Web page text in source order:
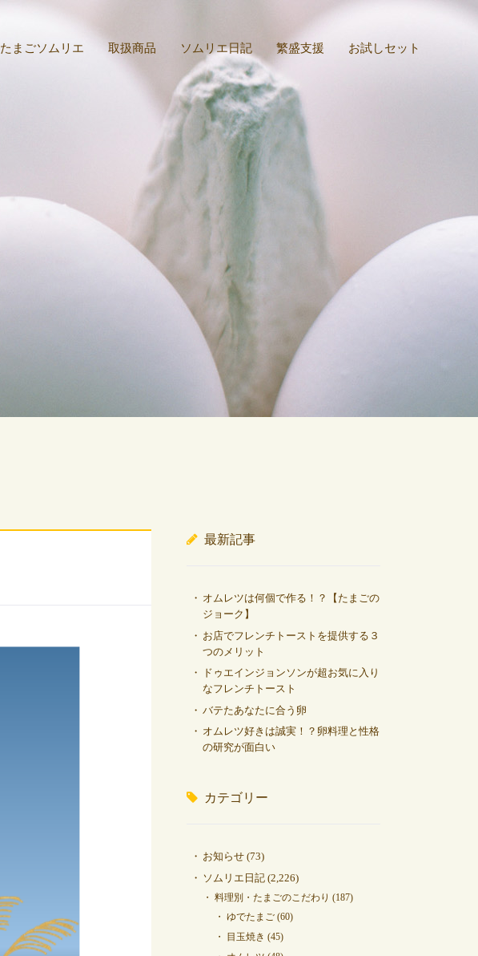
たまごソムリエ 取扱商品 ソムリエ日記 繁盛支援 お試しセット
最新記事
オムレツは何個で作る！？【たまごの
ジョーク】
お店でフレンチトーストを提供する３
つのメリット
ドゥエインジョンソンが超お気に入り
なフレンチトースト
バテたあなたに合う卵
オムレツ好きは誠実！？卵料理と性格
の研究が面白い
カテゴリー
お知らせ (73)
ソムリエ日記 (2,226)
料理別・たまごのこだわり (187)
ゆでたまご (60)
目玉焼き (45)